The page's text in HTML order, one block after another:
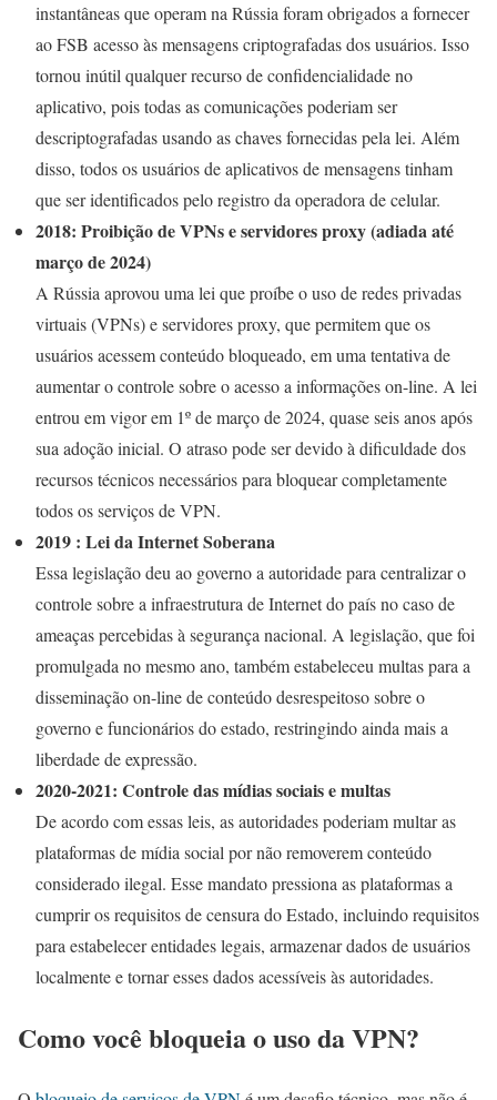
instantâneas que operam na Rússia foram obrigados a fornecer
ao FSB acesso às mensagens criptografadas dos usuários. Isso
tornou inútil qualquer recurso de confidencialidade no
aplicativo, pois todas as comunicações poderiam ser
descriptografadas usando as chaves fornecidas pela lei. Além
disso, todos os usuários de aplicativos de mensagens tinham
que ser identificados pelo registro da operadora de celular.
2018: Proibição de VPNs e servidores proxy (adiada até
março de 2024)
A Rússia aprovou uma lei que proíbe o uso de redes privadas
virtuais (VPNs) e servidores proxy, que permitem que os
usuários acessem conteúdo bloqueado, em uma tentativa de
aumentar o controle sobre o acesso a informações on-line. A lei
entrou em vigor em 1º de março de 2024, quase seis anos após
sua adoção inicial. O atraso pode ser devido à dificuldade dos
recursos técnicos necessários para bloquear completamente
todos os serviços de VPN.
2019 : Lei da Internet Soberana
Essa legislação deu ao governo a autoridade para centralizar o
controle sobre a infraestrutura de Internet do país no caso de
ameaças percebidas à segurança nacional. A legislação, que foi
promulgada no mesmo ano, também estabeleceu multas para a
disseminação on-line de conteúdo desrespeitoso sobre o
governo e funcionários do estado, restringindo ainda mais a
liberdade de expressão.
2020-2021: Controle das mídias sociais e multas
De acordo com essas leis, as autoridades poderiam multar as
plataformas de mídia social por não removerem conteúdo
considerado ilegal. Esse mandato pressiona as plataformas a
cumprir os requisitos de censura do Estado, incluindo requisitos
para estabelecer entidades legais, armazenar dados de usuários
localmente e tornar esses dados acessíveis às autoridades.
Como você bloqueia o uso da VPN?